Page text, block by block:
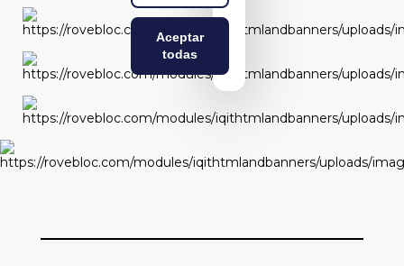
Aceptar
todas